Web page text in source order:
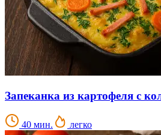
Запеканка из картофеля с
40 мин. легко